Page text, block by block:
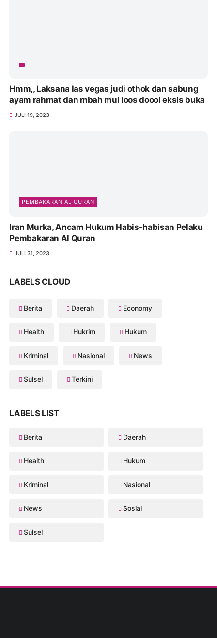
Hmm,, Laksana las vegas judi othok dan sabung
ayam rahmat dan mbah mul loos doool eksis buka
JULI 19, 2023
PEMBAKARAN AL QURAN
Iran Murka, Ancam Hukum Habis-habisan Pelaku
Pembakaran Al Quran
JULI 31, 2023
LABELS CLOUD
Berita Daerah Economy
Health Hukrim Hukum
Kriminal Nasional News
Sulsel Terkini
LABELS LIST
Berita Daerah
Health Hukum
Kriminal Nasional
News Sosial
Sulsel